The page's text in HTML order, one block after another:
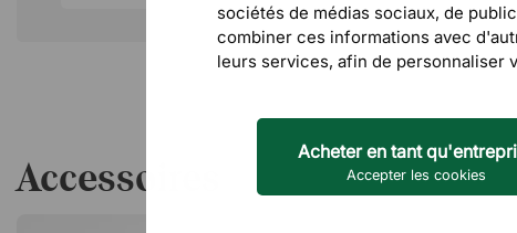
sociétés de médias sociaux, de
combiner ces informations avec
leurs services, afin de personnaliser
Acheter en tant
Accepter les cookies
Accessoires